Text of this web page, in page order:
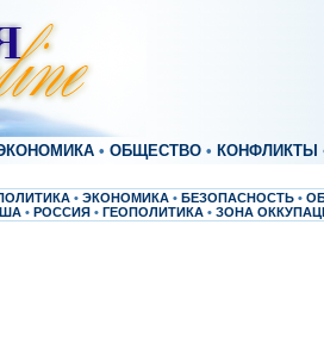
• ОБЩЕСТВО • КОНФЛИКТЫ
• ЭКОНОМИКА • БЕЗОПАСНОСТЬ •
• РОССИЯ • ГЕОПОЛИТИКА • ЗОНА